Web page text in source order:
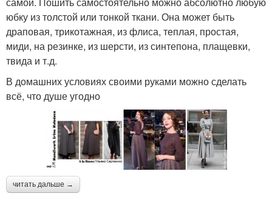
юбку из толстой или тонкой ткани. Она может быть
драповая, трикотажная, из флиса, теплая, простая,
миди, на резинке, из шерсти, из синтепона, плащевки,
твида и т.д.
В домашних условиях своими руками можно сделать
всё, что душе угодно
читать дальше →